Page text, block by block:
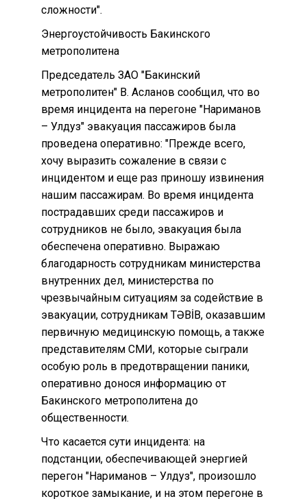
сложности".
Энергоустойчивость Бакинского
метрополитена
Председатель ЗАО "Бакинский
метрополитен" В. Асланов сообщил, что во
время инцидента на перегоне "Нариманов
– Улдуз" эвакуация пассажиров была
проведена оперативно: "Прежде всего,
хочу выразить сожаление в связи с
инцидентом и еще раз приношу извинения
нашим пассажирам. Во время инцидента
пострадавших среди пассажиров и
сотрудников не было, эвакуация была
обеспечена оперативно. Выражаю
благодарность сотрудникам министерства
внутренних дел, министерства по
чрезвычайным ситуациям за содействие в
эвакуации, сотрудникам TƏBİB, оказавшим
первичную медицинскую помощь, а также
представителям СМИ, которые сыграли
особую роль в предотвращении паники,
оперативно донося информацию от
Бакинского метрополитена до
общественности.
Что касается сути инцидента: на
подстанции, обеспечивающей энергией
перегон "Нариманов – Улдуз", произошло
короткое замыкание, и на этом перегоне в